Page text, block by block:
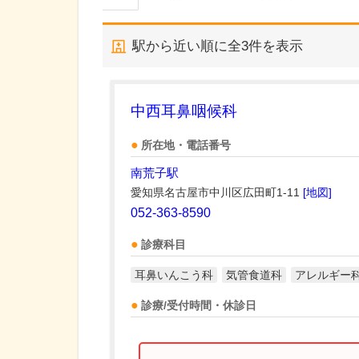
駅から近い順に全3件を表示
中西耳鼻咽候科
所在地・電話番号
南荒子駅
愛知県名古屋市中川区広田町1-11 [地図]
052-363-8590
診療科目
耳鼻いんこう科 気管食道科 アレルギー
診療/受付時間・休診日